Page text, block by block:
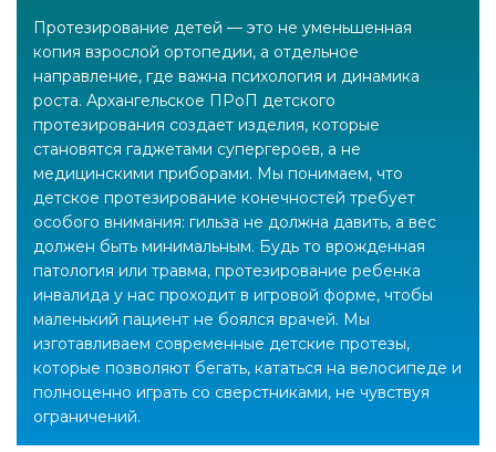
Протезирование детей — это не уменьшенная
копия взрослой ортопедии, а отдельное
направление, где важна психология и динамика
роста. Архангельское ПРоП детского
протезирования создает изделия, которые
становятся гаджетами супергероев, а не
медицинскими приборами. Мы понимаем, что
детское протезирование конечностей требует
особого внимания: гильза не должна давить, а вес
должен быть минимальным. Будь то врожденная
патология или травма, протезирование ребенка
инвалида у нас проходит в игровой форме, чтобы
маленький пациент не боялся врачей. Мы
изготавливаем современные детские протезы,
которые позволяют бегать, кататься на велосипеде и
полноценно играть со сверстниками, не чувствуя
ограничений.